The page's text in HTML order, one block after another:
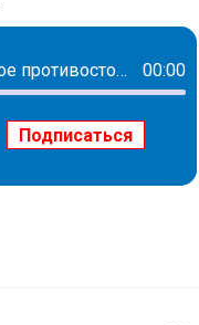
Когда закончится глобальное противостояние России и Запада 00:00